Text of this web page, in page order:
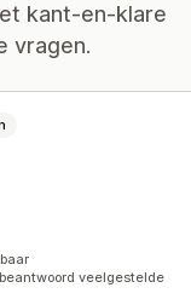
kant-en-klare
vragen.
veelgestelde